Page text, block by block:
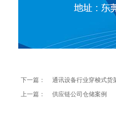
下一篇：
通讯设备行业穿梭式货
上一篇：
供应链公司仓储案例